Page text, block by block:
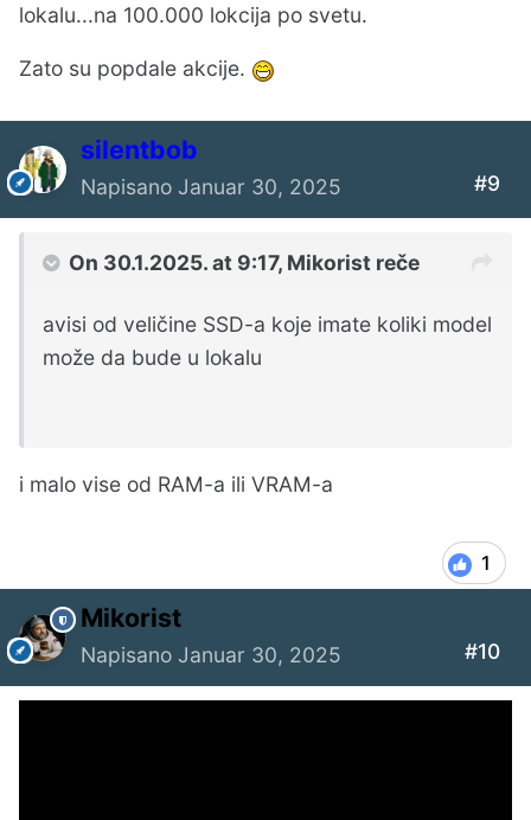
lokalu...na 100.000 lokcija po svetu.
Zato su popdale akcije.
silentbob
Napisano Januar 30, 2025 #9
On 30.1.2025. at 9:17, Mikorist reče
avisi od veličine SSD-a koje imate koliki model
može da bude u lokalu
i malo vise od RAM-a ili VRAM-a
1
Mikorist
Napisano Januar 30, 2025 #10